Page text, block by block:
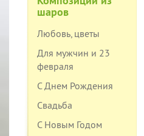
шаров
Любовь, цветы
Для мужчин и 23
февраля
С Днем Рождения
Свадьба
С Новым Годом